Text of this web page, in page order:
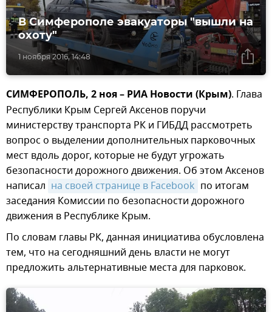
1 ноября 2016, 14:48
В Симферополе эвакуаторы "вышли на
охоту"
СИМФЕРОПОЛЬ, 2 ноя – РИА Новости (Крым). Глава
Республики Крым Сергей Аксенов поручи
министерству транспорта РК и ГИБДД рассмотреть
вопрос о выделении дополнительных парковочных
мест вдоль дорог, которые не будут угрожать
безопасности дорожного движения. Об этом Аксенов
написал на своей странице в Facebook по итогам
заседания Комиссии по безопасности дорожного
движения в Республике Крым.
По словам главы РК, данная инициатива обусловлена
тем, что на сегодняшний день власти не могут
предложить альтернативные места для парковок.